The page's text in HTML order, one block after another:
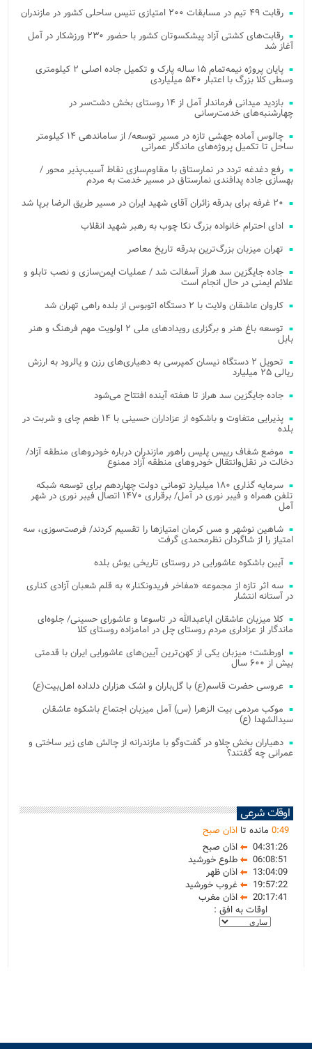
رقابت ۴۹ تیم در مسابقات ۲۰۰ امتیازی تنیس ساحلی کشور در مازندران
رقابت‌های کشتی آزاد پیشکسوتان کشور با حضور ۲۳۰ ورزشکار در آمل
آغاز شد
پایان پروژه نیمه‌تمام ۱۵ ساله پارک و تکمیل جاده اصلی ۲ کیلومتری
وسطی کلا بزرگ با اعتبار ۵۴۰ میلیاردی
بازدید میدانی فرماندار آمل از ۱۴ روستای بخش دشت‌سر در
چهارشنبه‌های خدمت‌رسانی
چالوس آماده جهشی تازه در مسیر توسعه/ از ساماندهی ۱۴ کیلومتر
ساحل تا تکمیل پروژه‌های ماندگار عمرانی
رفع دغدغه تردد در نمارستاق با مقاوم‌سازی نقاط آسیب‌پذیر محور /
بهسازی جاده پدافندی نمارستاق در مسیر خدمت به مردم
۲۰ غرفه برای بدرقه زائران آقای شهید ایران در مسیر طریق الرضا برپا شد
ادای احترام خانواده بزرگ نکا چوب به رهبر شهید انقلاب
تهران میزبان بزرگ‌ترین بدرقه تاریخ معاصر
جاده جایگزین سد هراز آسفالت شد / عملیات ایمن‌سازی و نصب تابلو و
علائم ایمنی در حال انجام است
کاروان عاشقان ولایت با ۲ دستگاه اتوبوس از بلده راهی تهران شد
توسعه باغ هنر و برگزاری رویدادهای ملی ۲ اولویت مهم فرهنگ و هنر
بابل
تحویل ۲ دستگاه نیسان کمپرسی به دهیاری‌های رزن و یالرود به ارزش
ریالی ۲۵ میلیارد
جاده جایگزین سد هراز تا هفته آینده افتتاح می‌شود
پذیرایی متفاوت و باشکوه از عزاداران حسینی با ۱۴ طعم چای و شربت در
بلده
موضع شفاف رییس پلیس راهور مازندران درباره خودروهای منطقه آزاد/
دخالت در نقل‌وانتقال خودروهای منطقه آزاد ممنوع
سرمایه گذاری ۱۸۰ میلیارد تومانی دولت چهاردهم برای توسعه شبکه
تلفن همراه و فیبر نوری در آمل/ برقراری ۱۴۷۰ اتصال فیبر نوری در شهر
آمل
شاهین نوشهر و مس کرمان امتیازها را تقسیم کردند/ فرصت‌سوزی، سه
امتیاز را از شاگردان نظرمحمدی گرفت
آیین باشکوه عاشورایی در روستای تاریخی یوش بلده
سه اثر تازه از مجموعه «مفاخر فریدونکنار» به قلم شعبان آزادی کناری
در آستانه انتشار
کلا میزبان عاشقان اباعبدالله در تاسوعا و عاشورای حسینی/ جلوه‌ای
ماندگار از عزاداری مردم روستای چل در امامزاده روستای کلا
اورطشت؛ میزبان یکی از کهن‌ترین آیین‌های عاشورایی ایران با قدمتی
بیش از ۶۰۰ سال
عروسی حضرت قاسم(ع) با گل‌باران و اشک هزاران دلداده اهل‌بیت(ع)
موکب مردمی بیت‌ الزهرا (س) آمل میزبان اجتماع باشکوه عاشقان
سیدالشهدا (ع)
دهیاران بخش چلاو در گفت‌وگو با مازندرانه از چالش های زیر ساختی و
عمرانی چه گفتند؟
اوقات شرعی
0:49 مانده تا اذان صبح
04:31:26
اذان صبح
06:08:51
طلوع خورشید
13:04:09
اذان ظهر
19:57:22
غروب خورشید
20:17:41
اذان مغرب
اوقات به افق :